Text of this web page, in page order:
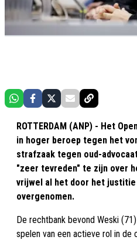
ROTTERDAM (ANP) - Het
in hoger beroep tegen het
strafzaak tegen oud-
"zeer tevreden" te zijn over
vrijwel al het door het
overgenomen.
De rechtbank bevond Weski
spelen van een actieve rol in de